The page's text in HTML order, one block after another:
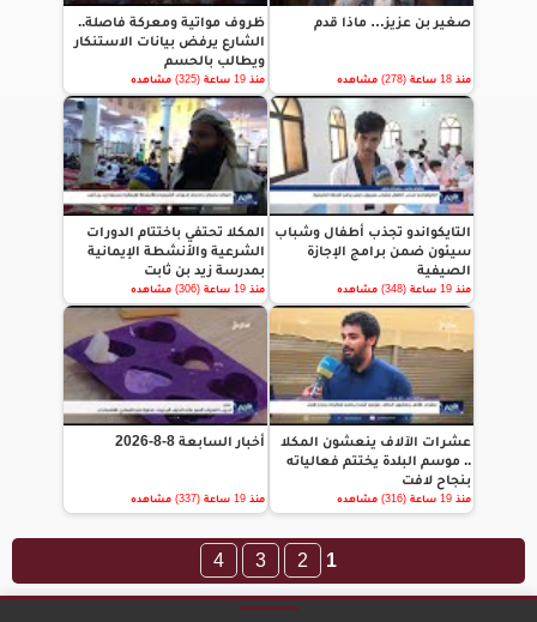
صغير بن عزيز… ماذا قدم
منذ 18 ساعة (278) مشاهده
ظروف مواتية ومعركة فاصلة..
الشارع يرفض بيانات الاستنكار
ويطالب بالحسم
منذ 19 ساعة (325) مشاهده
التايكواندو تجذب أطفال وشباب
سيئون ضمن برامج الإجازة
الصيفية
منذ 19 ساعة (348) مشاهده
المكلا تحتفي باختتام الدورات
الشرعية والأنشطة الإيمانية
بمدرسة زيد بن ثابت
منذ 19 ساعة (306) مشاهده
عشرات الآلاف ينعشون المكلا
.. موسم البلدة يختتم فعالياته
بنجاح لافت
منذ 19 ساعة (316) مشاهده
أخبار السابعة 8-8-2026
منذ 19 ساعة (337) مشاهده
1
2
3
4